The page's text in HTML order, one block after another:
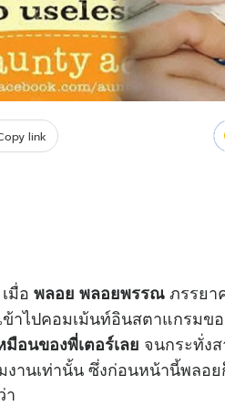
link
มื่อ พลอย พลอยพรรณภรรยา
ข้าไปคอมเม้นท์อินสตาแกรมข
อนของพี่เตอร์เลย จนกระทั่ง
งานเท่านั้น ซึ่งก่อนหน้านี้พลอ
า